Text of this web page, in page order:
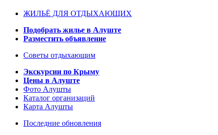
ЖИЛЬЁ ДЛЯ ОТДЫХАЮЩИХ
Подобрать жилье в Алуште
Разместить объявление
Советы отдыхающим
Экскурсии по Крыму
Цены в Алуште
Фото Алушты
Каталог организаций
Карта Алушты
Последние обновления